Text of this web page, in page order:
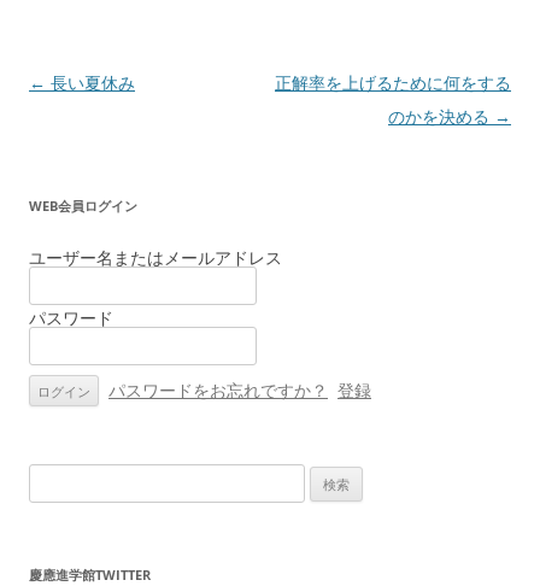
投
ゲ
ー
ョ
← 長い夏休み
正解率を上げるために何をする
のかを決める →
WEB会員ログイン
ユーザー名またはメールアドレス
パスワード
パスワードをお忘れですか？ 登録
索:
慶應進学館TWITTER